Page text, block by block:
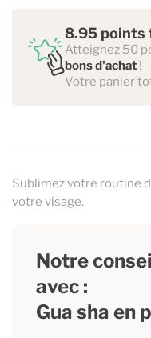
8.95 points
Atteignez 50
bons d'achat !
Votre panier
Sublimez votre routine
votre visage.
Notre
avec :
Gua sha en